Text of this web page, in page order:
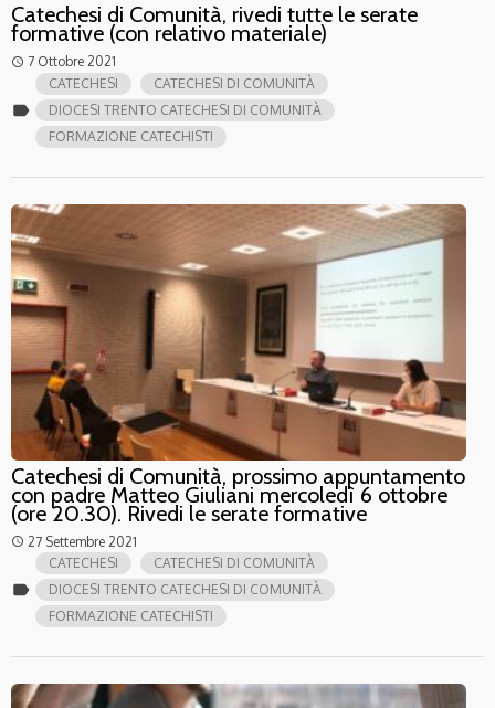
Catechesi di Comunità, rivedi tutte le serate
formative (con relativo materiale)
access_time 7 Ottobre 2021
label
CATECHESI
CATECHESI DI COMUNITÀ
DIOCESI TRENTO CATECHESI DI COMUNITÀ
FORMAZIONE CATECHISTI
Catechesi di Comunità, prossimo appuntamento
con padre Matteo Giuliani mercoledì 6 ottobre
(ore 20.30). Rivedi le serate formative
access_time 27 Settembre 2021
label
CATECHESI
CATECHESI DI COMUNITÀ
DIOCESI TRENTO CATECHESI DI COMUNITÀ
FORMAZIONE CATECHISTI